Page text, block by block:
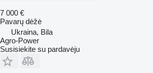
7 000 €
Pavarų dėžė
Ukraina, Bila
Agro-Power
Susisiekite su pardavėju